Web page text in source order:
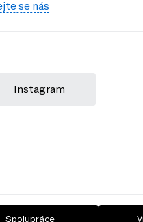
se nás
Instagram
Spolupráce